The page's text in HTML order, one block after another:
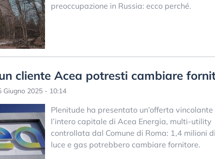
preoccupazione in Russia: ecco perché.
cliente Acea potresti cambiare
Giugno 2025 - 10:14
Plenitude ha presentato un’offerta
l’intero capitale di Acea Energia, multi-utility
controllata dal Comune di Roma: 1,4 milioni
luce e gas potrebbero cambiare fornitore.